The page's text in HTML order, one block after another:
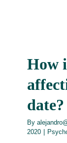
How
date?
By
2020